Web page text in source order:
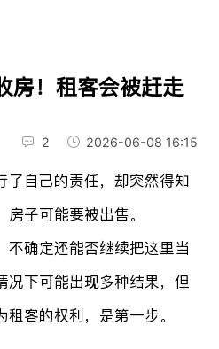
房！租客会被赶走
2 2026-06-08 16:15
了自己的责任，却突然得知
子可能要被出售。
不确定还能否继续把这里当
况下可能出现多种结果，但
客的权利，是第一步。